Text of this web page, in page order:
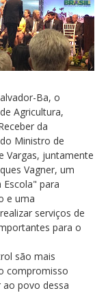
Ba, o
Agricultura,
da
Ministro de
Vargas, juntamente
Vagner, um
para
e uma
serviços de
para o
são mais
compromisso
povo dessa